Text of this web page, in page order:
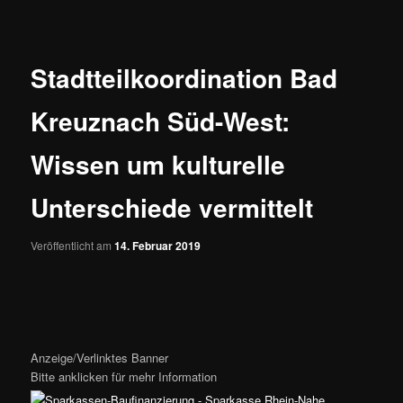
Stadtteilkoordination Bad
Kreuznach Süd-West:
Wissen um kulturelle
Unterschiede vermittelt
Veröffentlicht am14. Februar 2019
Anzeige/Verlinktes Banner
Bitte anklicken für mehr Information